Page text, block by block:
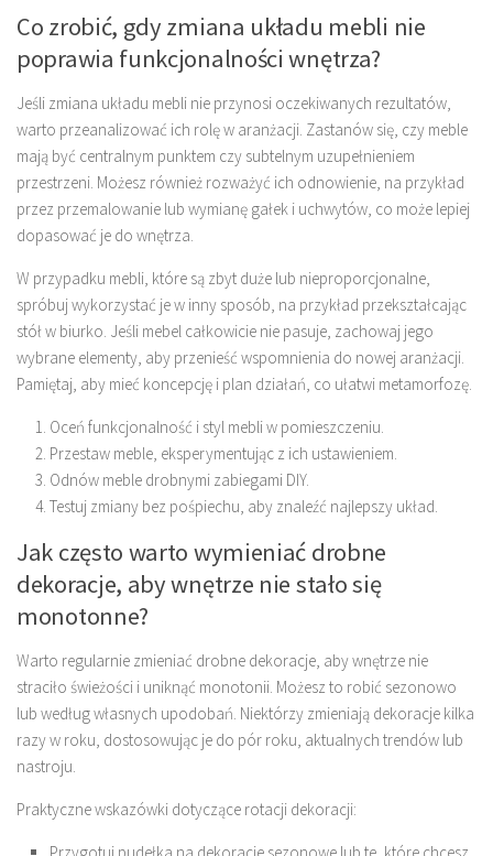
Co zrobić, gdy zmiana układu mebli nie
poprawia funkcjonalności wnętrza?
Jeśli zmiana układu mebli nie przynosi oczekiwanych rezultatów,
warto przeanalizować ich rolę w aranżacji. Zastanów się, czy meble
mają być centralnym punktem czy subtelnym uzupełnieniem
przestrzeni. Możesz również rozważyć ich odnowienie, na przykład
przez przemalowanie lub wymianę gałek i uchwytów, co może lepiej
dopasować je do wnętrza.
W przypadku mebli, które są zbyt duże lub nieproporcjonalne,
spróbuj wykorzystać je w inny sposób, na przykład przekształcając
stół w biurko. Jeśli mebel całkowicie nie pasuje, zachowaj jego
wybrane elementy, aby przenieść wspomnienia do nowej aranżacji.
Pamiętaj, aby mieć koncepcję i plan działań, co ułatwi metamorfozę.
Oceń funkcjonalność i styl mebli w pomieszczeniu.
Przestaw meble, eksperymentując z ich ustawieniem.
Odnów meble drobnymi zabiegami DIY.
Testuj zmiany bez pośpiechu, aby znaleźć najlepszy układ.
Jak często warto wymieniać drobne
dekoracje, aby wnętrze nie stało się
monotonne?
Warto regularnie zmieniać drobne dekoracje, aby wnętrze nie
straciło świeżości i uniknąć monotonii. Możesz to robić sezonowo
lub według własnych upodobań. Niektórzy zmieniają dekoracje kilka
razy w roku, dostosowując je do pór roku, aktualnych trendów lub
nastroju.
Praktyczne wskazówki dotyczące rotacji dekoracji: